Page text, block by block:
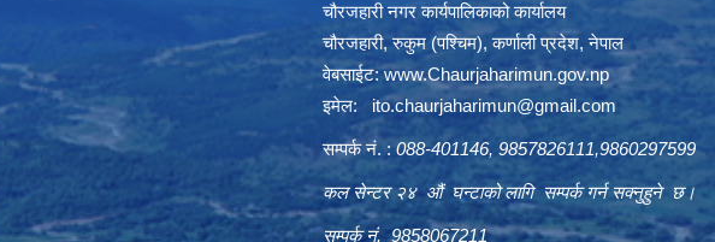
चौरजहारी नगर कार्यपालिकाको कार्यालय
चौरजहारी, रुकुम (पश्चिम), कर्णाली प्रदेश, नेपाल
वेबसाईट:www.Chaurjaharimun.gov.np
इमेल: ito.chaurjaharimun@gmail.com
सम्पर्क नं. : 088-401146, 9857826111,9860297599
कल सेन्टर २४ औं घन्टाको लागि सम्पर्क गर्न सक्नुहुने छ।
सम्पर्क नं. 9858067211